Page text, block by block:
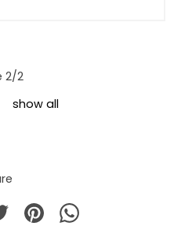
2/2
show all